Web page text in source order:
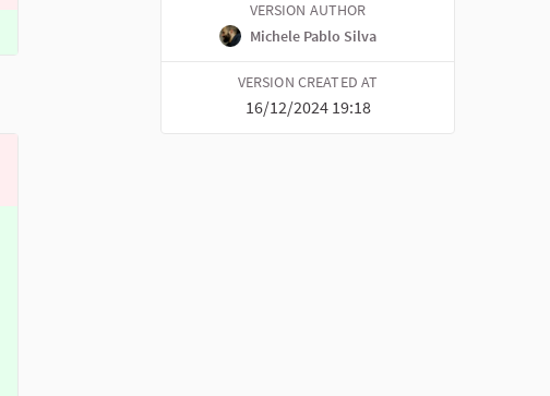
VERSION AUTHOR
Michele Pablo Silva
VERSION CREATED AT
16/12/2024 19:18